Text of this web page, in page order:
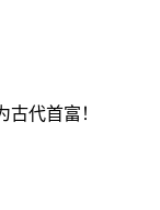
代首富！